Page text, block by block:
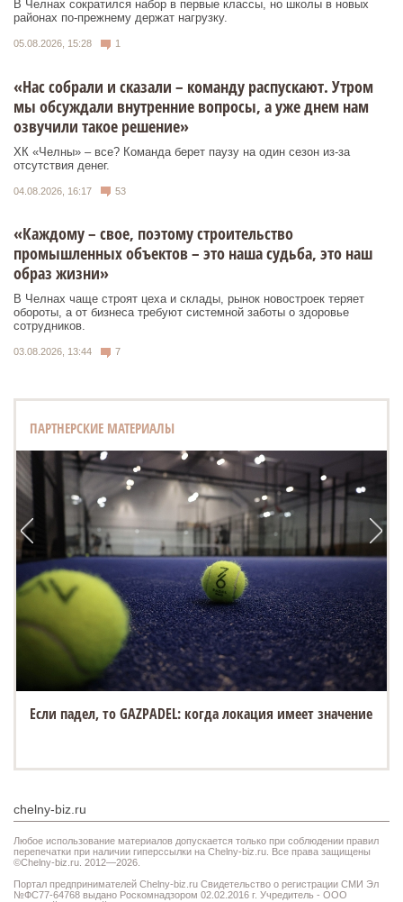
В Челнах сократился набор в первые классы, но школы в новых
районах по-прежнему держат нагрузку.
05.08.2026, 15:28 1
«Нас собрали и сказали – команду распускают. Утром
мы обсуждали внутренние вопросы, а уже днем нам
озвучили такое решение»
ХК «Челны» – все? Команда берет паузу на один сезон из-за
отсутствия денег.
04.08.2026, 16:17 53
«Каждому – свое, поэтому строительство
промышленных объектов – это наша судьба, это наш
образ жизни»
В Челнах чаще строят цеха и склады, рынок новостроек теряет
обороты, а от бизнеса требуют системной заботы о здоровье
сотрудников.
03.08.2026, 13:44 7
ПАРТНЕРСКИЕ МАТЕРИАЛЫ
Если падел, то GAZPADEL: когда локация имеет значение
chelny-biz.ru
Любое использование материалов допускается только при соблюдении правил
перепечатки при наличии гиперссылки на Chelny-biz.ru. Все права защищены
©Chelny-biz.ru. 2012—2026.
Портал предпринимателей Chelny-biz.ru Свидетельство о регистрации СМИ Эл
№ФС77-64768 выдано Роскомнадзором 02.02.2016 г. Учредитель - ООО